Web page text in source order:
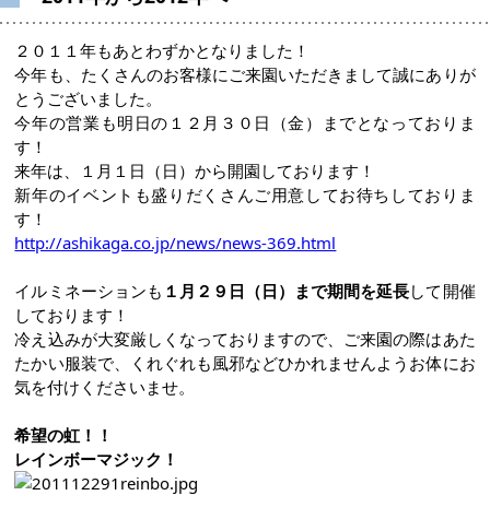
２０１１年もあとわずかとなりました！
今年も、たくさんのお客様にご来園いただきまして誠にありが
とうございました。
今年の営業も明日の１２月３０日（金）までとなっておりま
す！
来年は、１月１日（日）から開園しております！
新年のイベントも盛りだくさんご用意してお待ちしておりま
す！
http://ashikaga.co.jp/news/news-369.html
イルミネーションも １月２９日（日）まで期間を延長して開催
しております！
冷え込みが大変厳しくなっておりますので、ご来園の際はあた
たかい服装で、くれぐれも風邪などひかれませんようお体にお
気を付けくださいませ。
希望の虹！！
レインボーマジック！